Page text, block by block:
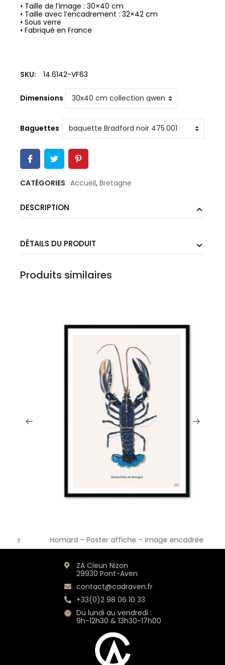
• Taille de l’image : 30×40 cm
• Taille avec l’encadrement : 32×42 cm
• Sous verre
• Fabriqué en France
SKU: 14.6142-VF63
Dimensions
Baguettes
CATÉGORIES Accueil, Bretagne
DESCRIPTION
DÉTAILS DU PRODUIT
Produits similaires
Homard – Poster affiche – image encadrée
ZA Cleun Nizon
29930 Pont-Aven
contact@cadraven.fr
+33(0)2 98 06 10 33
Du lundi au vendredi :
9h-12h30 & 13h30-17h00